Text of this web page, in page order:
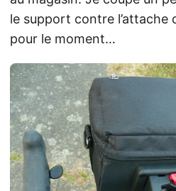
le support contre l’attache
pour le moment…